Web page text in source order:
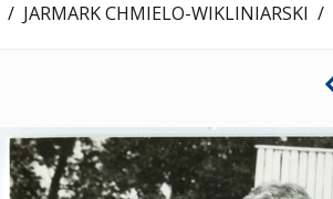
JARMARK CHMIELO-WIKLINIARSKI